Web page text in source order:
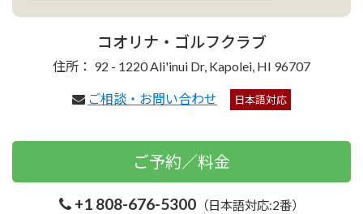
コオリナ・ゴルフクラブ
住所： 92 - 1220 Ali'inui Dr, Kapolei, HI 96707
ご相談・お問い合わせ 日本語対応
ご予約／料金
+1 808-676-5300 （日本語対応:2番）